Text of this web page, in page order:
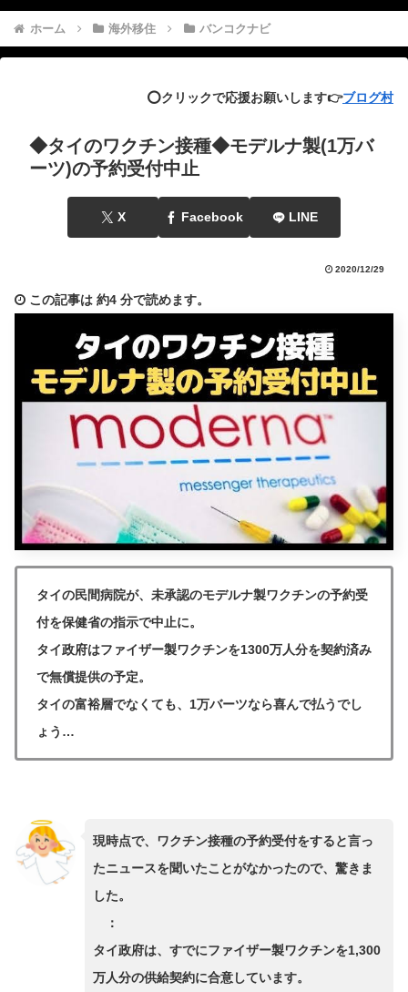
ホーム 海外移住 バンコクナビ
⭕️クリックで応援お願いします👉ブログ村
◆タイのワクチン接種◆モデルナ製(1万バ
ーツ)の予約受付中止
X Facebook LINE
2020/12/29
この記事は 約4 分で読めます。
タイの民間病院が、未承認のモデルナ製ワクチンの予約受
付を保健省の指示で中止に。
タイ政府はファイザー製ワクチンを1300万人分を契約済み
で無償提供の予定。
タイの富裕層でなくても、1万バーツなら喜んで払うでし
ょう…
現時点で、ワクチン接種の予約受付をすると言っ
たニュースを聞いたことがなかったので、驚きま
した。
：
タイ政府は、すでにファイザー製ワクチンを1,300
万人分の供給契約に合意しています。